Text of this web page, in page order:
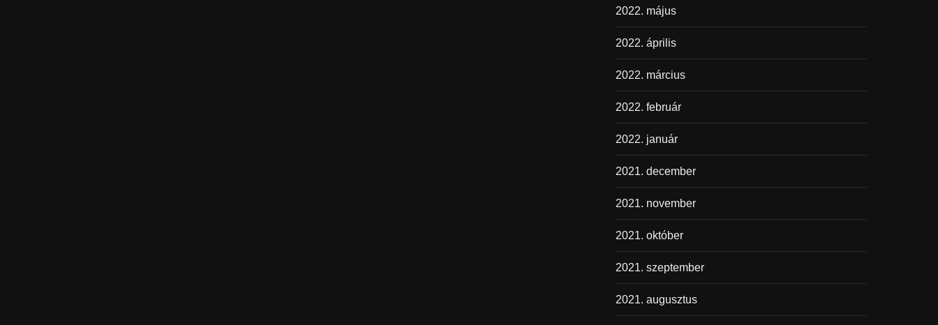
2022. május
2022. április
2022. március
2022. február
2022. január
2021. december
2021. november
2021. október
2021. szeptember
2021. augusztus